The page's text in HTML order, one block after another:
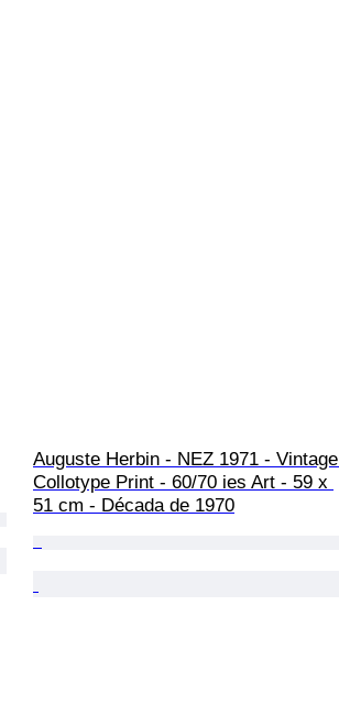
Auguste Herbin - NEZ 1971 - Vintage
Collotype Print - 60/70 ies Art - 59 x
51 cm - Década de 1970